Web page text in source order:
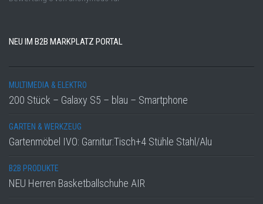
NEU IM B2B MARKPLATZ PORTAL
MULTIMEDIA & ELEKTRO
200 Stück – Galaxy S5 – blau – Smartphone
GARTEN & WERKZEUG
Gartenmöbel IVO: Garnitur:Tisch+4 Stühle Stahl/Alu
B2B PRODUKTE
NEU Herren Basketballschuhe AIR